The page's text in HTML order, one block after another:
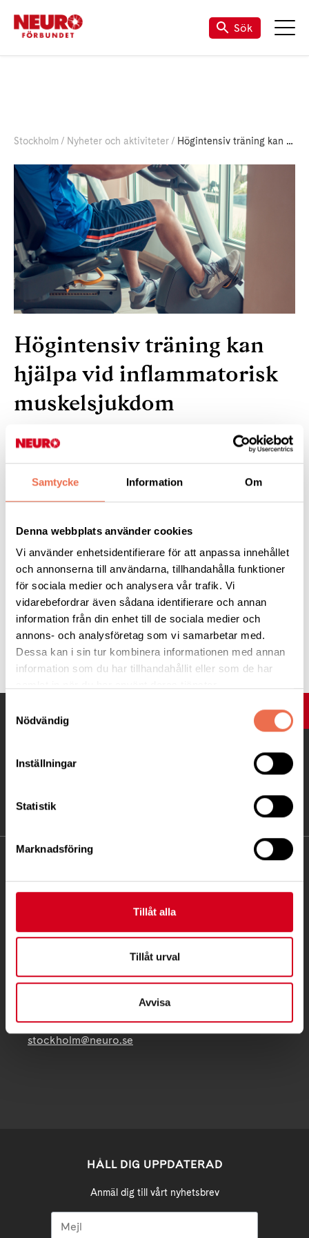
Samtycke Information Om
Denna webbplats använder cookies
Vi använder enhetsidentifierare för att anpassa innehållet
och annonserna till användarna, tillhandahålla funktioner
för sociala medier och analysera vår trafik. Vi
vidarebefordrar även sådana identifierare och annan
information från din enhet till de sociala medier och
annons- och analysföretag som vi samarbetar med.
Dessa kan i sin tur kombinera informationen med annan
information som du har tillhandahållit eller som de har
Nödvändig
Inställningar
Statistik
Marknadsföring
Tillåt alla
Tillåt urval
Avvisa
Sök
Stockholm Nyheter och aktiviteter Högintensiv träning kan hjälpa vid inflammatorisk muskelsjukdom
Högintensiv träning kan
hjälpa vid inflammatorisk
muskelsjukdom
Forskare har undersökt drygt 20 personer som nyligen
diagnostiserats med inflammatorisk muskelsjukdom. Resultatet
musklernas uthållighet mer än traditionella program som oftast
används.
Läs mer:på Forskningswebbplats.
UPP
Besöksadress:
Fatbursgatan 19, 118 28 STOCKHOLM
Telefon:08 - 720 29 40
Samma som besöksadress
stockholm@neuro.se
HÅLL DIG UPPDATERAD
Anmäl dig till vårt nyhetsbrev